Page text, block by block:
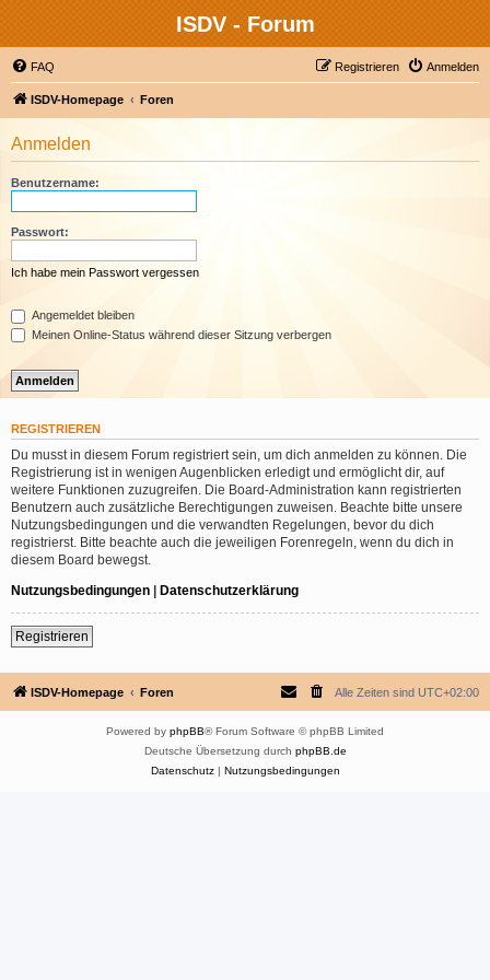
ISDV - Forum
FAQ Anmelden
Registrieren
ISDV-Homepage Foren
Anmelden
Benutzername:
Passwort:
Ich habe mein Passwort vergessen
Angemeldet bleiben
Meinen Online-Status während dieser Sitzung verbergen
REGISTRIEREN
Du musst in diesem Forum registriert sein, um dich anmelden zu können. Die
Registrierung ist in wenigen Augenblicken erledigt und ermöglicht dir, auf
weitere Funktionen zuzugreifen. Die Board-Administration kann registrierten
Benutzern auch zusätzliche Berechtigungen zuweisen. Beachte bitte unsere
Nutzungsbedingungen und die verwandten Regelungen, bevor du dich
registrierst. Bitte beachte auch die jeweiligen Forenregeln, wenn du dich in
diesem Board bewegst.
Nutzungsbedingungen | Datenschutzerklärung
Registrieren
ISDV-Homepage Foren Alle Zeiten sind UTC+02:00
Powered by phpBB® Forum Software © phpBB Limited
Deutsche Übersetzung durch phpBB.de
Datenschutz| Nutzungsbedingungen